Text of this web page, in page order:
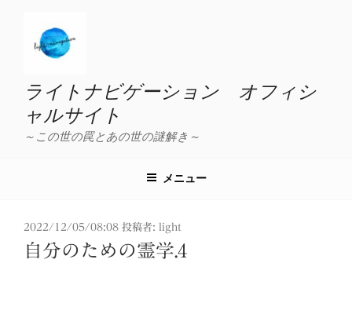
ライトナビゲーション オフィシ
ャルサイト
～この世の罠とあの世の謎解き～
メニュー
投
稿
日:
2022/12/05/08:08 投稿者: light
自分のための霊学.4